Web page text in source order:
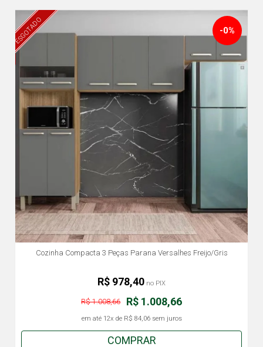
ESGOTADO
Cozinha Compacta 3 Peças Parana Versalhes Freijo/Gris
-0%
R$ 1.008,66
R$ 1.008,66
em até 12x de R$ 84,06sem juros
R$ 978,40 no PIX
COMPRAR